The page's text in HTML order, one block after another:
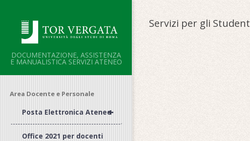
contenuto
DOCUMENTAZIONE, ASSISTENZA
E MANUALISTICA SERVIZI ATENEO
Area Docente e Personale
+
Posta Elettronica Ateneo
Office 2021 per docenti
Servizi per gli